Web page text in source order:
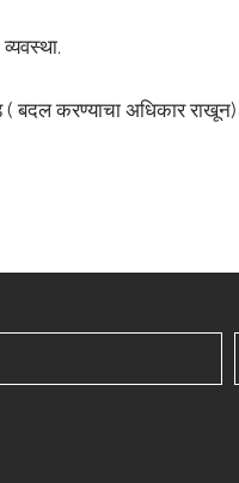
बदल करण्याचा अधिकार राखून)